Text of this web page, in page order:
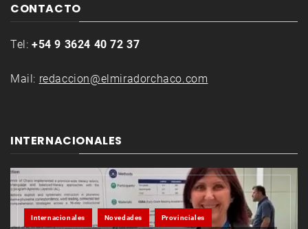
CONTACTO
Tel: +54 9 3624 40 72 37
Mail: redaccion@elmiradorchaco.com
INTERNACIONALES
Internacionales Novedades Provinciales